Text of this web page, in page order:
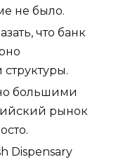
не было.
что банк
большими
рынок
Dispensary